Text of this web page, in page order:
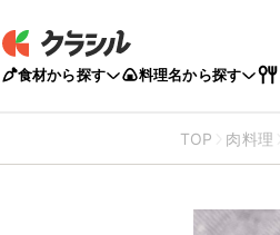
食材から探す 料理名から探す
TOP 肉料理